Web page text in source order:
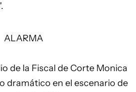
ALARMA
de la Fiscal de Corte Monica
dramático en el escenario de